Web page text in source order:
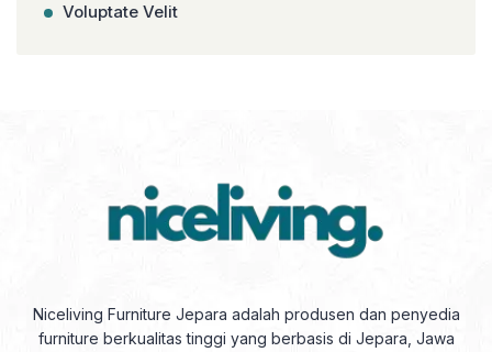
Voluptate Velit
Niceliving Furniture Jepara adalah produsen dan penyedia
furniture berkualitas tinggi yang berbasis di Jepara, Jawa